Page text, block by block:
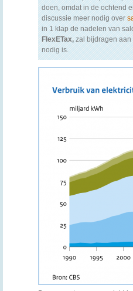
doen, omdat in de ochtend
discussie meer nodig over
in 1 klap de nadelen van
FlexETax,zal bijdragen aan
nodig is.